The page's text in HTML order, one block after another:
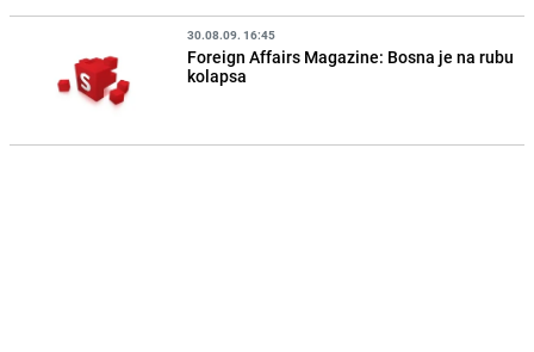
30.08.09. 16:45
Foreign Affairs Magazine: Bosna je na rubu
kolapsa